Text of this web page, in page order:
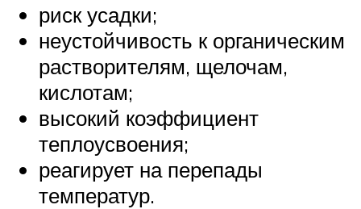
риск усадки;
неустойчивость к органическим
растворителям, щелочам,
кислотам;
высокий коэффициент
теплоусвоения;
реагирует на перепады
температур.